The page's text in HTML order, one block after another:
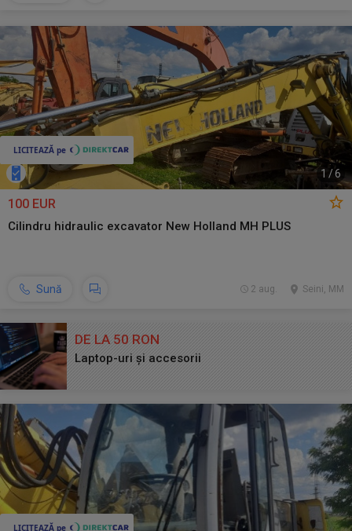
1 /6
100 EUR
Cilindru hidraulic excavator New Holland MH PLUS
Sună Seini, MM
2 aug.
DE LA 50 RON
Laptop-uri și accesorii